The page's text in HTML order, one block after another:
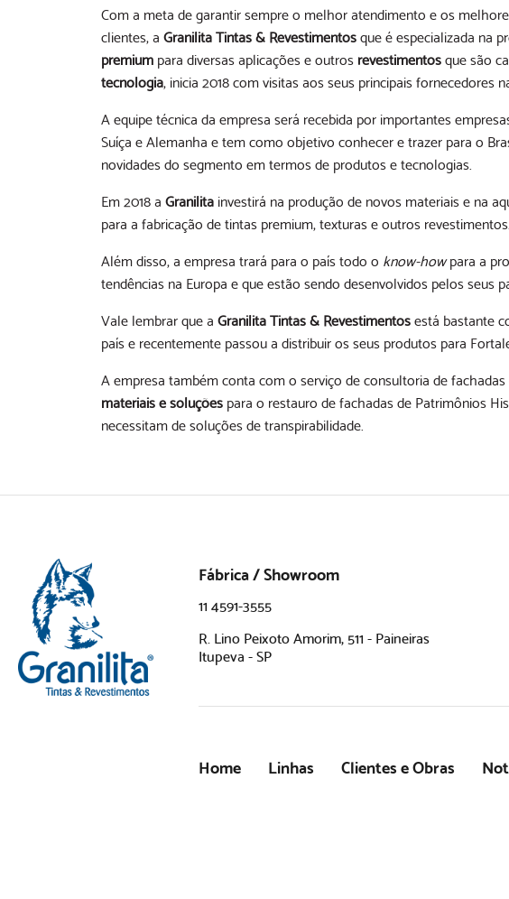
Com a meta de garantir sempre o melhor atendimento e os
clientes, aGranilita Tintas & Revestimentosque é especializada na
premiumpara diversas aplicações e outrosrevestimentosque são
tecnologia, inicia 2018 com visitas aos seus principais fornecedores
A equipe técnica da empresa será recebida por importantes
Suíça e Alemanha e tem como objetivo conhecer e trazer para o
novidades do segmento em termos de produtos e tecnologias.
Em 2018 aGranilitainvestirá na produção de novos materiais e na
para a fabricação de tintas premium, texturas e outros revestimentos.
Além disso, a empresa trará para o país todo o know-howpara a
tendências na Europa e que estão sendo desenvolvidos pelos seus
Vale lembrar que aGranilita Tintas & Revestimentosestá bastante
país e recentemente passou a distribuir os seus produtos para
A empresa também conta com o serviço de consultoria de
materiais e soluçõespara o restauro de fachadas de Patrimônios
necessitam de soluções de transpirabilidade.
Fábrica / Showroom
11 4591-3555
R. Lino Peixoto Amorim, 511 - Paineiras
Itupeva - SP
Home Linhas Clientes e Obras